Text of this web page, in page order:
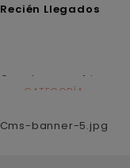
Recién Llegados
CATEGORÍA